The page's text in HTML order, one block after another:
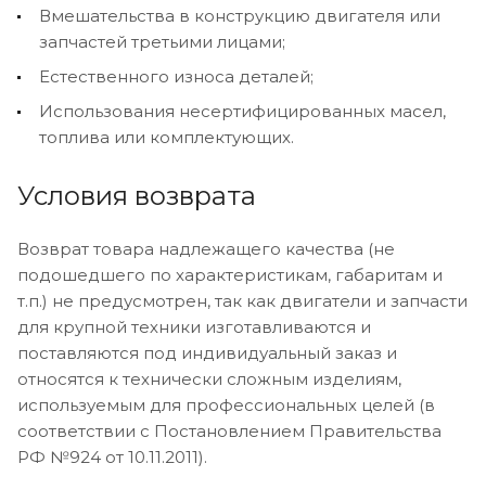
Вмешательства в конструкцию двигателя или
запчастей третьими лицами;
Естественного износа деталей;
Использования несертифицированных масел,
топлива или комплектующих.
Условия возврата
Возврат товара надлежащего качества (не
подошедшего по характеристикам, габаритам и
т.п.) не предусмотрен, так как двигатели и запчасти
для крупной техники изготавливаются и
поставляются под индивидуальный заказ и
относятся к технически сложным изделиям,
используемым для профессиональных целей (в
соответствии с Постановлением Правительства
РФ №924 от 10.11.2011).